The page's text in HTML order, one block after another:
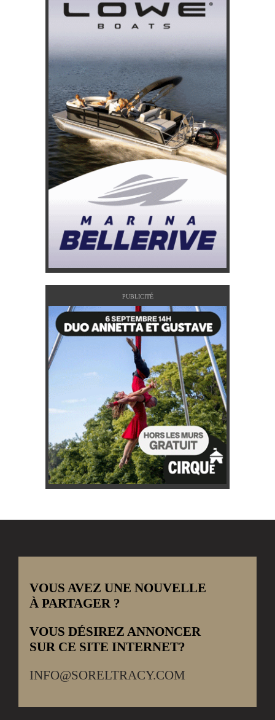
PUBLICITÉ
VOUS AVEZ UNE NOUVELLE
À PARTAGER ?
VOUS DÉSIREZ ANNONCER
SUR CE SITE INTERNET?
INFO@SORELTRACY.COM